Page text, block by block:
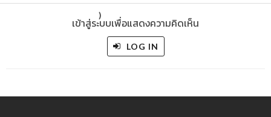
)
เข้าสู่ระบบเพื่อแสดงความคิดเห็น
LOG IN